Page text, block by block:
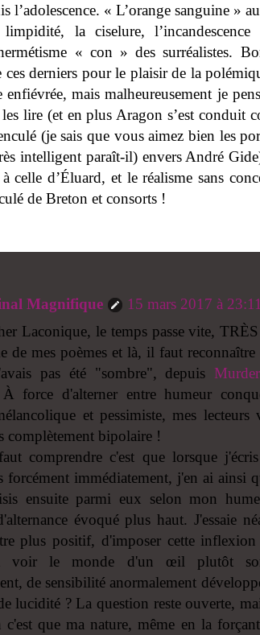
l’adolescence. « L’orange sanguine »
la ciselure,
« con » des surréalistes.
derniers pour le plaisir de la
enfiévrée, mais malheureusement je
lire (et en plus Aragon s’est conduit
(je sais que vous aimez bien les
intelligent paraît-il) envers André
celle d’Éluard, et le réalisme sans
de Breton et consorts !
Magnifique
15 mars 2017 à 23:11
Laconique, le temps passe vite,
de mes poèmes et là, il faut
pas été "sombre", depuis
À force d'alterner entre humeur
et pessimiste, mes
complètement bipolaire !
comprendre c'est que lorsque
forcément immédiatement, j'en ai ainsi
ensuite parmi eux selon mon
évoqué plus haut. J'essaie
plus positif, d'imposer cette
voir le monde d'un œil plutôt
de sensibilité anormalement
lucidité ? La question reste ouverte,
c'est que ma nature, même en la